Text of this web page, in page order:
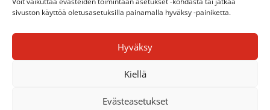
sivuston käyttöä oletusasetuksilla painamalla hyväksy -painiketta.
Hyväksy
Kiellä
Evästeasetukset